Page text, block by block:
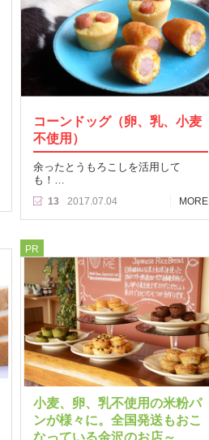
コーンドッグ（卵、乳、小麦
不使用）
余ったとうもろこしを活用して
も！…
13 2017.07.04 MORE
PR
小麦、卵、乳不使用の米粉パ
ンが様々に。全国発送もおこ
なっている金沢のお店～